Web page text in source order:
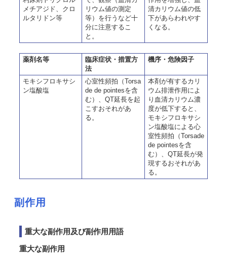
メチアジド、クロ
ルタリドン等
リウム値の測定
等）を行うなど十
分に注意するこ
と。
清カリウム値の低
下があらわれやす
くなる。
薬剤名等
臨床症状・措置方
法
機序・危険因子
モキシフロキサシ
ン塩酸塩
心室性頻拍（Torsa
de de pointesを含
む）、QT延長を起
こすおそれがあ
る。
本剤が有するカリ
ウム排泄作用によ
り血清カリウム濃
度が低下すると、
モキシフロキサシ
ン塩酸塩による心
室性頻拍（Torsade
de pointesを含
む）、QT延長が発
現するおそれがあ
る。
副作用
重大な副作用及び副作用用語
重大な副作用